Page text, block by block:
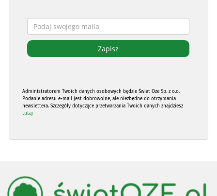
Administratorem Twoich danych osobowych będzie Świat Oze Sp. z o.o.
Podanie adresu e-mail jest dobrowolne, ale niezbędne do otrzymania
newslettera. Szczegóły dotyczące przetwarzania Twoich danych znajdziesz
tutaj